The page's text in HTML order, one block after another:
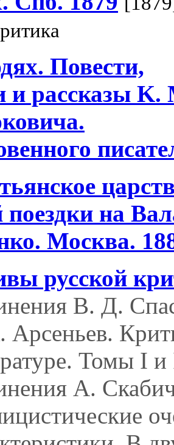
Повести,
и рассказы
поездки на
Москва.
русской
В. Д.
Арсеньев.
Томы I
А.